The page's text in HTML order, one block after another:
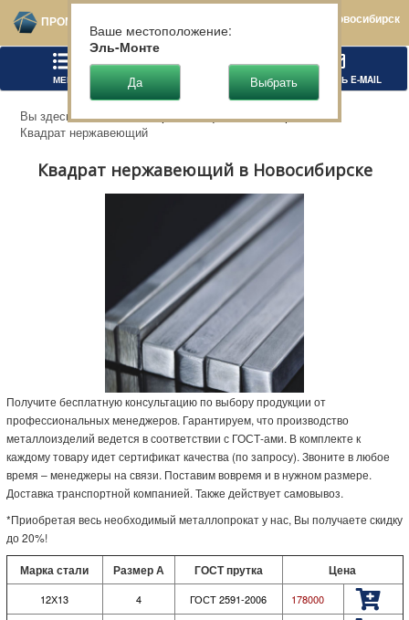
ПРОМТЕХСТАЛЬ Новосибирск
МЕНЮ НАПИСАТЬ E-MAIL
Вы здесь: Главная
Нержавеющий металлопрокат
Квадрат нержавеющий
Квадрат нержавеющий в Новосибирске
Получите бесплатную консультацию по выбору продукции от
профессиональных менеджеров. Гарантируем, что производство
металлоизделий ведется в соответствии с ГОСТ-ами. В комплекте к
каждому товару идет сертификат качества (по запросу). Звоните в любое
время – менеджеры на связи. Поставим вовремя и в нужном размере.
Доставка транспортной компанией. Также действует самовывоз.
*Приобретая весь необходимый металлопрокат у нас, Вы получаете скидку
до 20%!
Марка стали Размер А ГОСТ прутка Цена
12Х13 4 ГОСТ 2591-2006 178000
Ваше местоположение:
Эль-Монте